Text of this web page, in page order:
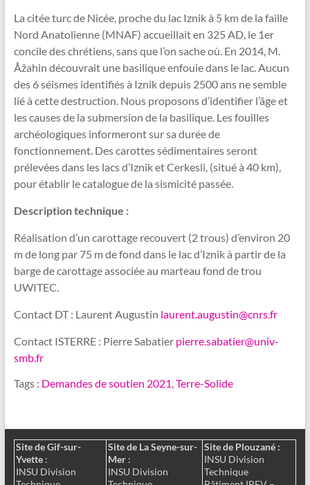
La citée turc de Nicée, proche du lac Iznik à 5 km de la faille
Nord Anatolienne (MNAF) accueillait en 325 AD, le 1er
concile des chrétiens, sansque l’on sache où. En 2014, M.
Åžahin découvrait une basilique enfouie dans le lac. Aucun
des 6 séismes identifiés à Iznik depuis 2500 ans ne semble
lié à cette destruction. Nous proposons d’identifier l’âge et
les causes de la submersion de la basilique. Les fouilles
archéologiques informeront sur sa durée de
fonctionnement. Des carottes sédimentaires seront
prélevées dans les lacs d’Iznik et Cerkesli, (situé à 40 km),
pour établir le catalogue de la sismicité passée.
Description technique :
Réalisation d’un carottage recouvert (2 trous) d’environ 20
m de long par 75 m de fond dans le lac d’Iznik à partir de la
barge de carottage associée au marteau fond de trou
UWITEC.
Contact DT : Laurent Augustin laurent.augustin@cnrs.fr
Contact ISTERRE : Pierre Sabatier pierre.sabatier@univ-
smb.fr
Tags : Demandes de soutien 2021,Terre-Solide
Site de Gif-sur-
Yvette:
INSU Division
Site de La Seyne-sur-
Mer:
INSU Division
Site de Plouzané :
INSU Division
Technique